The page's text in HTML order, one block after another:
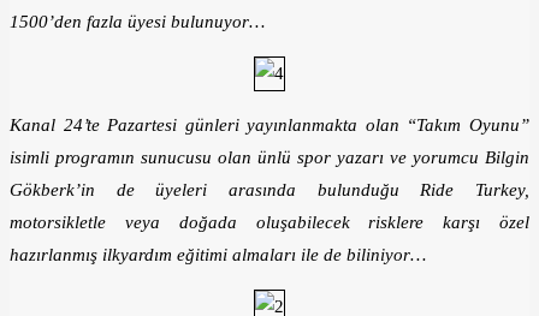
1500’den fazla üyesi bulunuyor…
Kanal 24’te Pazartesi günleri yayınlanmakta olan “Takım Oyunu”
isimli programın sunucusu olan ünlü spor yazarı ve yorumcu Bilgin
Gökberk’in de üyeleri arasında bulunduğu Ride Turkey,
motorsikletle veya doğada oluşabilecek risklere karşı özel
hazırlanmış ilkyardım eğitimi almaları ile de biliniyor…